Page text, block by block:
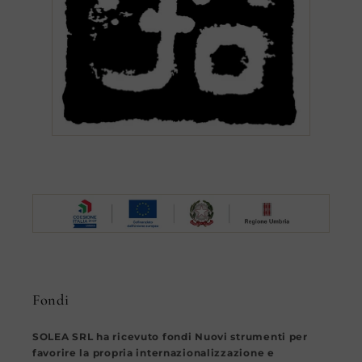
Fondi
SOLEA SRL ha ricevuto fondi Nuovi strumenti per
favorire la propria internazionalizzazione e